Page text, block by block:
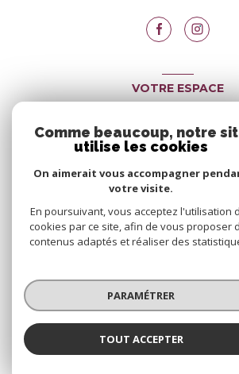
VOTRE ESPACE
Espace
SE CONNECTER
Nos honoraires Avignon
Nos
Nos partenaires
Comme beaucoup, notre
utilise les cookies
On aimerait vous accompagner
votre visite.
En poursuivant, vous acceptez l'utilisation
cookies par ce site, afin de vous proposer
contenus adaptés et réaliser des
PARAMÉTRER
TOUT ACCEPTER